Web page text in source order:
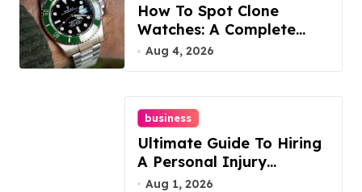
How To Spot Clone
Watches: A Complete
Guide
Aug 4, 2026
business
Ultimate Guide To Hiring
A Personal Injury
Attorney
Aug 1, 2026